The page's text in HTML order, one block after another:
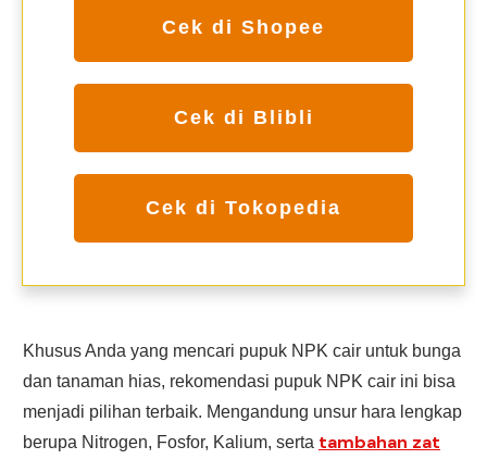
Cek di Shopee
Cek di Blibli
Cek di Tokopedia
Khusus Anda yang mencari pupuk NPK cair untuk bunga
dan tanaman hias, rekomendasi pupuk NPK cair ini bisa
menjadi pilihan terbaik. Mengandung unsur hara lengkap
berupa Nitrogen, Fosfor, Kalium, serta tambahan zat